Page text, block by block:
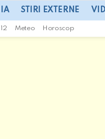
STIRI EXTERNE
Meteo Horoscop